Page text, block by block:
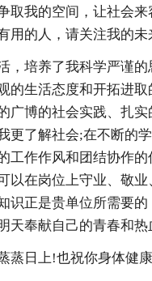
取我的空间，让社会来
用的人，请关注我的未
，培养了我科学严谨的
的生活态度和开拓进取
广博的社会实践、扎实
更了解社会;在不断的
工作作风和团结协作的
以在岗位上守业、敬业
识正是贵单位所需要的
天奉献自己的青春和热
蒸日上!也祝你身体健